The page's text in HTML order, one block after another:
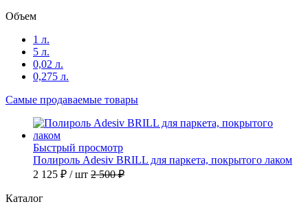
Объем
1 л.
5 л.
0,02 л.
0,275 л.
Самые продаваемые товары
Быстрый просмотр
Полироль Adesiv BRILL для паркета, покрытого лаком
2 125 ₽ / шт 2 500 ₽
Каталог